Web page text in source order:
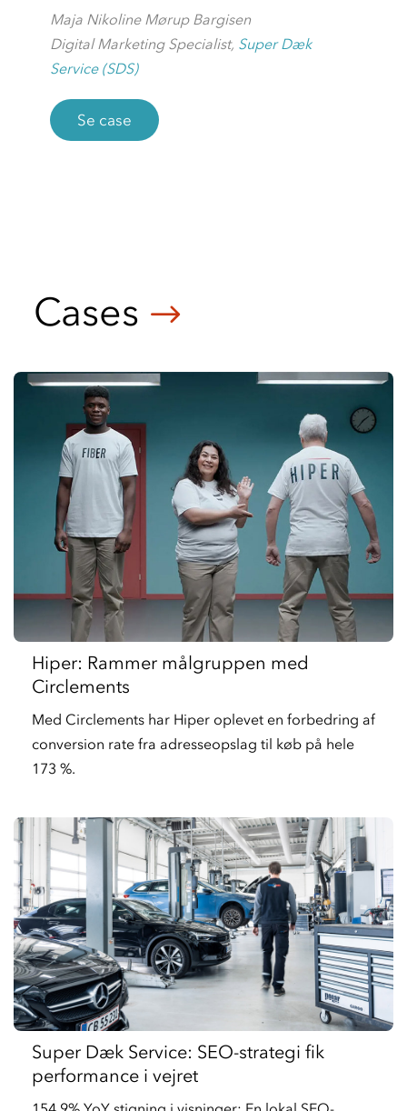
Maja Nikoline Mørup Bargisen
Digital Marketing Specialist, Super Dæk
Service (SDS)
Se case
Cases
Hiper: Rammer målgruppen med
Circlements
Med Circlements har Hiper oplevet en forbedring af
conversion rate fra adresseopslag til køb på hele
173 %.
Super Dæk Service: SEO-strategi fik
performance i vejret